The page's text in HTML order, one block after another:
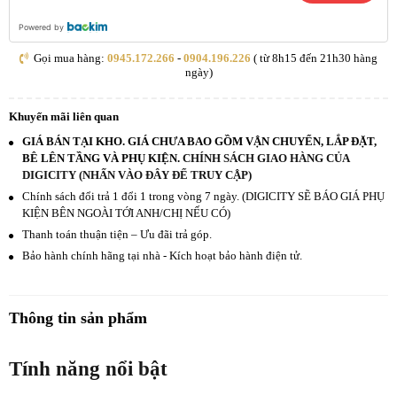
Powered by
Gọi mua hàng: 0945.172.266 - 0904.196.226 ( từ 8h15 đến 21h30 hàng
ngày)
Khuyến mãi liên quan
GIÁ BÁN TẠI KHO. GIÁ CHƯA BAO GỒM VẬN CHUYỂN, LẮP ĐẶT,
BÊ LÊN TẦNG VÀ PHỤ KIỆN. CHÍNH SÁCH GIAO HÀNG CỦA
DIGICITY (NHẤN VÀO ĐÂY ĐỂ TRUY CẬP)
Chính sách đổi trả 1 đổi 1 trong vòng 7 ngày. (DIGICITY SẼ BÁO GIÁ PHỤ
KIỆN BÊN NGOÀI TỚI ANH/CHỊ NẾU CÓ)
Thanh toán thuận tiện – Ưu đãi trả góp.
Bảo hành chính hãng tại nhà - Kích hoạt bảo hành điện tử.
Thông tin sản phẩm
Tính năng nổi bật